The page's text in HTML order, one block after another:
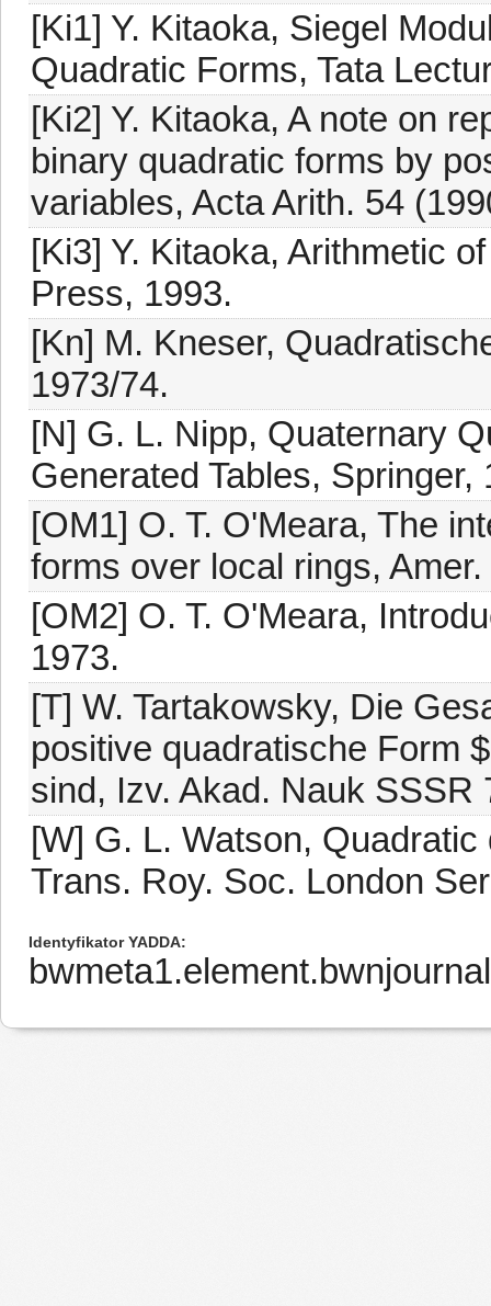
[Ki1] Y. Kitaoka, Siegel
Quadratic Forms, Tata
[Ki2] Y. Kitaoka, A note on
binary quadratic forms by
variables, Acta Arith. 54
[Ki3] Y. Kitaoka, Arithmetic
Press, 1993.
[Kn] M. Kneser,
1973/74.
[N] G. L. Nipp, Quaternary
Generated Tables, Springer,
[OM1] O. T. O'Meara, The
forms over local rings,
[OM2] O. T. O'Meara,
1973.
[T] W. Tartakowsky, Die
positive quadratische Form
sind, Izv. Akad. Nauk SSSR
[W] G. L. Watson,
Trans. Roy. Soc. London
Identyfikator YADDA